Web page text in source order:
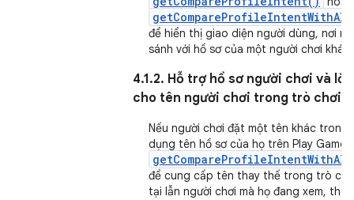
để hiển thị giao diện người dùng, nơi
sánh với hồ sơ của một người chơi khác.
4.1.2. Hỗ trợ hồ sơ người chơi và
cho tên người chơi trong trò chơi
Nếu người chơi đặt một tên khác trong
dụng tên hồ sơ của họ trên Play
để cung cấp tên thay thế trong trò
tại lẫn người chơi mà họ đang xem,